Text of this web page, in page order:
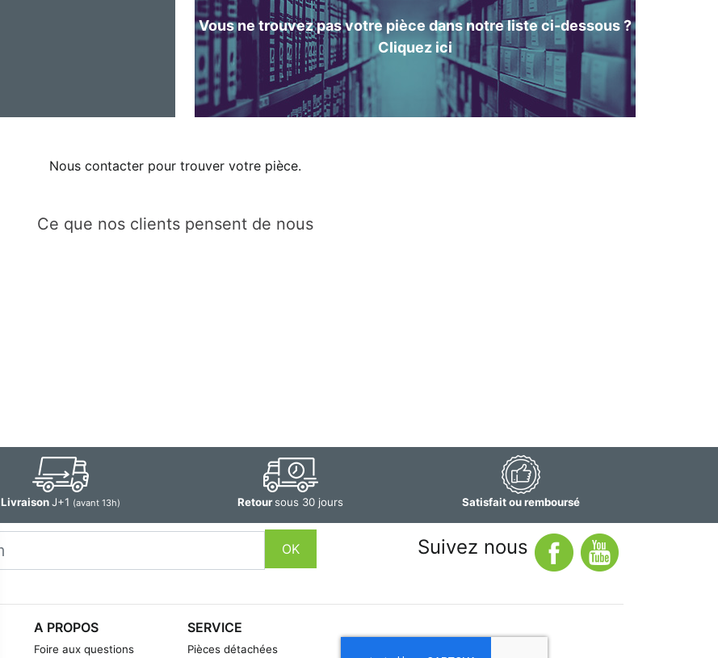
Vous ne trouvez pas votre pièce dans notre liste ci-dessous ?
Cliquez ici
Nous contacter pour trouver votre pièce.
Ce que nos clients pensent de nous
LivraisonJ+1 (avant 13h) Retoursous 30 jours Satisfait ou remboursé
OK Suivez nous
A PROPOS
Foire aux questions
SERVICE
Pièces détachées